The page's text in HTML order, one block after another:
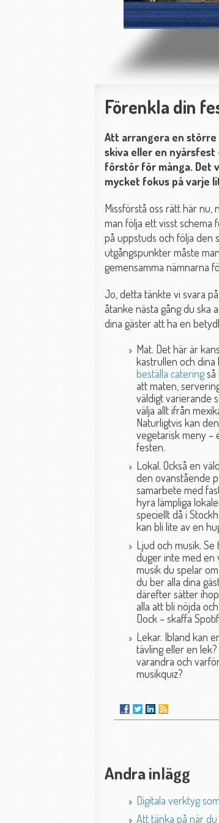
Förenkla din
Att arrangera en
skiva eller en nyårsfest
förstör för många. Det
mycket fokus på varje
Missförstå oss rätt här nu,
man följa ett visst schema
på uppstuds och följa den
utgångspunkter måste
gemensamma nämnarna
Jo, detta tänkte vi svara
åtanke nästa gång du ska
dina gäster att ha en
Mat. Det här är
kastrullen och dina
beställa cateringså
att maten,
väldigt varierande
välja allt ifrån
Naturligtvis kan
vegetarisk meny –
festen.
Lokal. Också en
den ovanstående
samarbete med
hyra lämpliga
speciellt då i
kan bli lite av en
Ljud och musik.
duger inte med en
musik du spelar
du ber alla dina
därefter sätter
alla att bli nöjda
Dock – skaffa
Lekar. Ibland kan
tävling eller en
varandra och
musikquiz?
Andra inlägg
Digitala verktyg
Att tänka på när